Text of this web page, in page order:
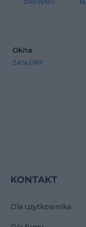
DREWNO
Okna
ZASŁONY
KONTAKT
Dla użytkownika